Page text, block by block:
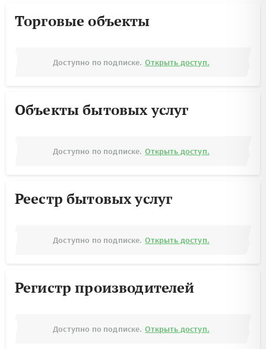
Торговые объекты
Доступно по подписке. Открыть доступ.
Объекты бытовых услуг
Доступно по подписке. Открыть доступ.
Реестр бытовых услуг
Доступно по подписке. Открыть доступ.
Регистр производителей
Доступно по подписке. Открыть доступ.